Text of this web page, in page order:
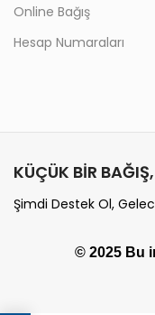
Online Bağış
Hesap Numaraları
KÜÇÜK BİR
Şimdi Destek Ol,
© 2025 Bu